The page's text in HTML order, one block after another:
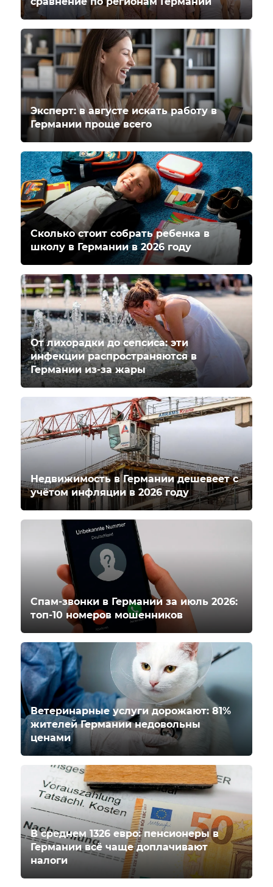
Эксперт: в августе искать работу в
Германии проще всего
Сколько стоит собрать ребенка в
школу в Германии в 2026 году
От лихорадки до сепсиса: эти
инфекции распространяются в
Германии из-за жары
Недвижимость в Германии дешевеет с
учётом инфляции в 2026 году
Спам-звонки в Германии за июль 2026:
топ-10 номеров мошенников
Ветеринарные услуги дорожают: 81%
жителей Германии недовольны
ценами
В среднем 1326 евро: пенсионеры в
Германии всё чаще доплачивают
налоги